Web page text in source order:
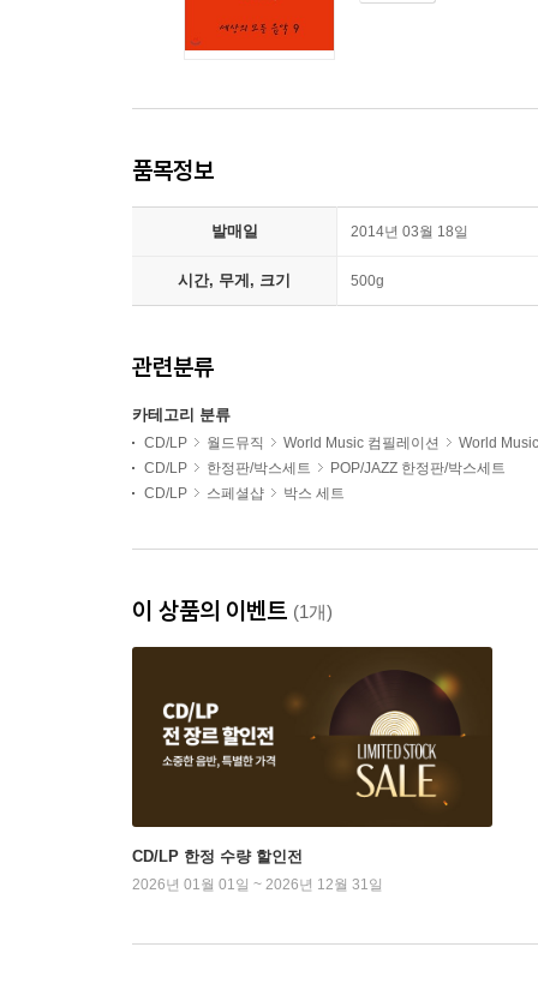
품목정보
발매일 2014년 03월 18일
시간, 무게, 크기 500g
관련분류
카테고리 분류
CD/LP 월드뮤직 World Music 컴필레이션
World
CD/LP
한정판/박스세트
POP/JAZZ 한정판/박스세트
CD/LP
스페셜샵 박스 세트
이 상품의 이벤트 (1개)
CD/LP 한정 수량 할인전
2026년 01월 01일 ~ 2026년 12월 31일